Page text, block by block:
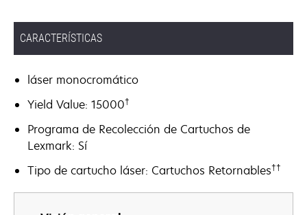
CARACTERÍSTICAS
láser monocromático
Yield Value: 15000†
Programa de Recolección de Cartuchos de
Lexmark: Sí
Tipo de cartucho láser: Cartuchos Retornables††